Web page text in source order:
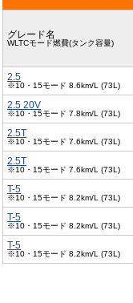
グレード名
WLTCモード燃費(タンク容量)
2.5
※10・15モード 8.6km/L (73L)
2.5 20V
※10・15モード 7.8km/L (73L)
2.5T
※10・15モード 7.6km/L (73L)
2.5T
※10・15モード 7.6km/L (73L)
T-5
※10・15モード 8.2km/L (73L)
T-5
※10・15モード 8.2km/L (73L)
T-5
※10・15モード 8.2km/L (73L)